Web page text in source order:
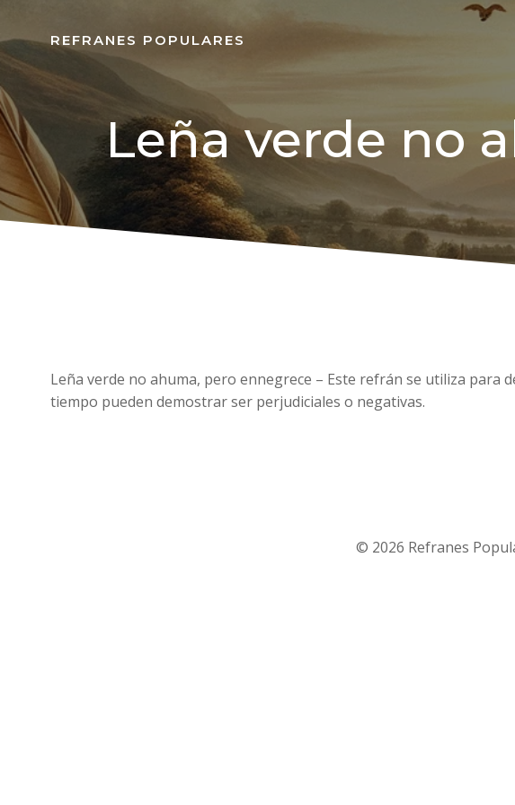
REFRANES POPULARES
Leña verde no
Leña verde no ahuma, pero ennegrece – Este refrán se utiliza
tiempo pueden demostrar ser perjudiciales o negativas.
© 2026 Refranes